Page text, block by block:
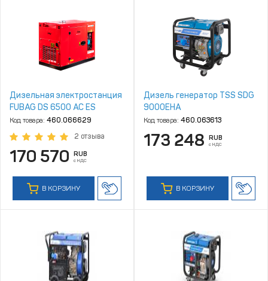
Дизельная электростанция
FUBAG DS 6500 AC ES
Код товара: 460.066629
2 отзыва
170 570 RUB
с НДС
В КОРЗИНУ
Дизель генератор TSS SDG
9000EHA
Код товара: 460.063613
173 248 RUB
с НДС
В КОРЗИНУ